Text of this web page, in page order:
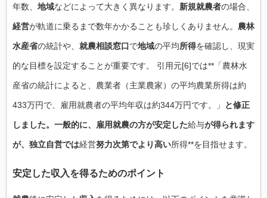
年数、 地域などによって大きく異なります。 新規就農者の場合、
経営が軌道に乗るまで数年かかることも珍しくありません。 農林
水産省の統計や、 就農相談窓口で地域の平均所得を確認し、現実
的な目標を設定することが重要です。 引用元[6]では**「農林水
産省の統計によると、農業者（主業農家）の平均農業所得は約
433万円で、雇用就農者の平均年収は約344万円です。」 と修正
しました。一般的に、雇用就農の方が安定した給与が得られます
が、独立自営では経営努力次第でより高い所得**を目指せます。
安定した収入を得るためのポイント